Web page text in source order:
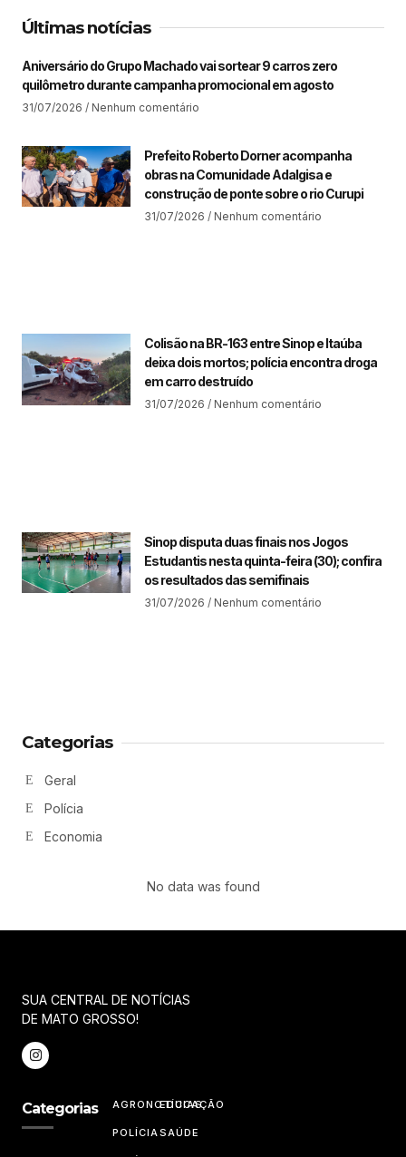
Últimas notícias
Aniversário do Grupo Machado vai sortear 9 carros zero
quilômetro durante campanha promocional em agosto
31/07/2026 Nenhum comentário
Prefeito Roberto Dorner acompanha
obras na Comunidade Adalgisa e
construção de ponte sobre o rio Curupi
31/07/2026 Nenhum comentário
Colisão na BR-163 entre Sinop e Itaúba
deixa dois mortos; polícia encontra droga
em carro destruído
31/07/2026 Nenhum comentário
Sinop disputa duas finais nos Jogos
Estudantis nesta quinta-feira (30); confira
os resultados das semifinais
31/07/2026 Nenhum comentário
Categorias
Geral
Polícia
Economia
No data was found
SUA CENTRAL DE NOTÍCIAS
DE MATO GROSSO!
Categorias AGRONOTÍCIAS
POLÍCIA
EDUCAÇÃO
SAÚDE